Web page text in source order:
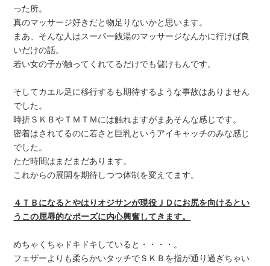
った所。
真のマッサージ好きだと物足りないかと思います。
まあ、そんな人はスーパー銭湯のマッサージなんかに行けば良
いだけの話。
若い女の子が触ってくれてるだけでも儲けもんです。
そしてカエル足に移行するも期待するような事故はありません
でした。
時折ＳＫＢやＴＭＴＭには触れますがまあそんな感じです。
密着はされてるのに若さと巨乳というアイキャッチのみな感じ
でした。
ただ時間はまだまだあります。
これからの展開を期待しつつ体制を変えてます。
４ＴＢになるとやはりオジサンが現役ＪＤにお尻を向けるとい
うこの屈辱的なポーズに内心興奮してきます。
めちゃくちゃドキドキしていると・・・・。
フェザーよりも柔らかいタッチでＳＫＢを指が通り過ぎちゃい